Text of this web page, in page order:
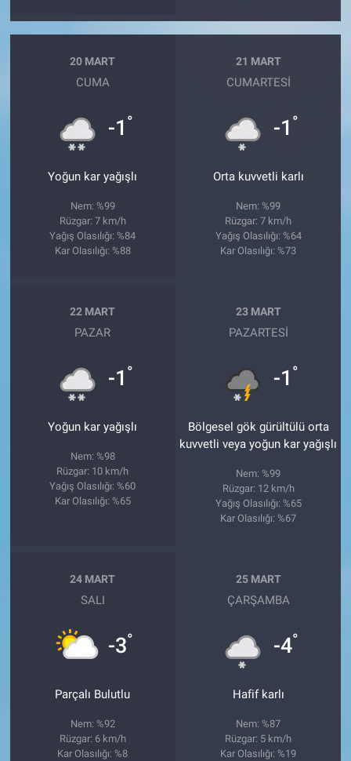
20 MART
CUMA
-1 °
Yoğun kar yağışlı
Nem: %99
Rüzgar: 7 km/h
Yağış Olasılığı: %84
Kar Olasılığı: %88
21 MART
CUMARTESI
-1 °
Orta kuvvetli karlı
Nem: %99
Rüzgar: 7 km/h
Yağış Olasılığı: %64
Kar Olasılığı: %73
22 MART
PAZAR
-1 °
Yoğun kar yağışlı
Nem: %98
Rüzgar: 10 km/h
Yağış Olasılığı: %60
Kar Olasılığı: %65
23 MART
PAZARTESI
-1 °
Bölgesel gök gürültülü orta
kuvvetli veya yoğun kar yağışlı
Nem: %99
Rüzgar: 12 km/h
Yağış Olasılığı: %65
Kar Olasılığı: %67
24 MART
SALI
-3°
Parçalı Bulutlu
Nem: %92
Rüzgar: 6 km/h
Kar Olasılığı: %8
25 MART
ÇARŞAMBA
-4°
Hafif karlı
Nem: %87
Rüzgar: 5 km/h
Kar Olasılığı: %19